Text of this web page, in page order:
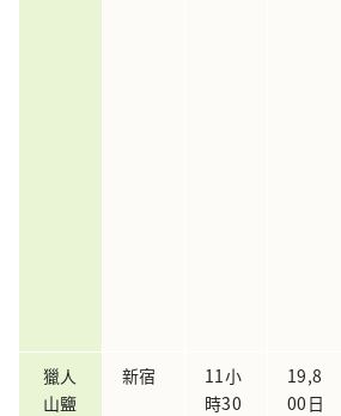
獵人
山鹽
新宿
11小
時30
19,8
00日